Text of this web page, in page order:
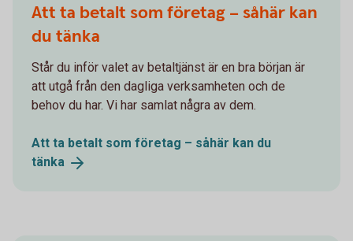
Att ta betalt som företag – såhär kan
du tänka
Står du inför valet av betaltjänst är en bra början är
att utgå från den dagliga verksamheten och de
behov du har. Vi har samlat några av dem.
Att ta betalt som företag – såhär kan du
tänka